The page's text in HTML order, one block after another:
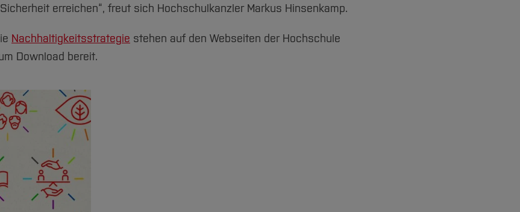
erreichen“, freut sich Hochschulkanzler Markus Hinsenkamp.
Nachhaltigkeitsstrategie stehen auf den Webseiten der Hochschule
Download bereit.